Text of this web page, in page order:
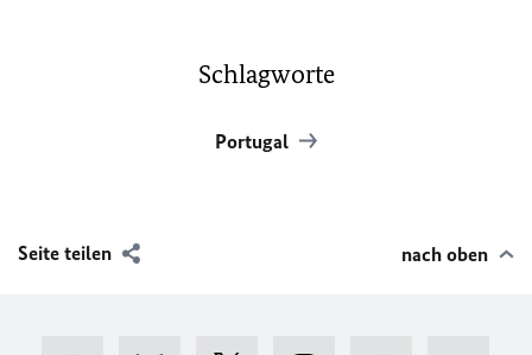
Schlagworte
Portugal
Seite teilen nach oben